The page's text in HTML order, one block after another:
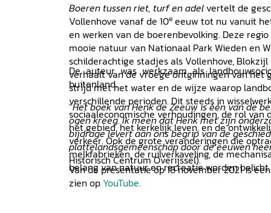
Boeren tussen riet, turf en adel vertelt de
Vollenhove vanaf de 10e eeuw tot nu vanuit
en werken van de boerenbevolking. Deze
mooie natuur van Nationaal Park Wieden en
schilderachtige stadjes als Vollenhove,
verhaalt van de vroege ontginningen van het
strijd met het water en de wijze waarop
verschillende perioden. Dit steeds in
sociaaleconomische verhoudingen, de rol van
het gebied, het kerkelijk leven, en de
verkeer. Ook de grote veranderingen die
melkfabrieken, de ruilverkaveling, de
belang van natuur en recreatie worden belicht.
De auteur was werkzaam als
buitenland.
“Het boek van Henk de Zeeuw is één van de
ogen kreeg. Ik meen dat Henk met zijn
bijdrage levert aan ons begrip van de
plattelandsgemeenschap door de eeuwen
Historisch Centrum Overijssel).
Van de presentatie op 18 november 2021 is
zien op YouTube.